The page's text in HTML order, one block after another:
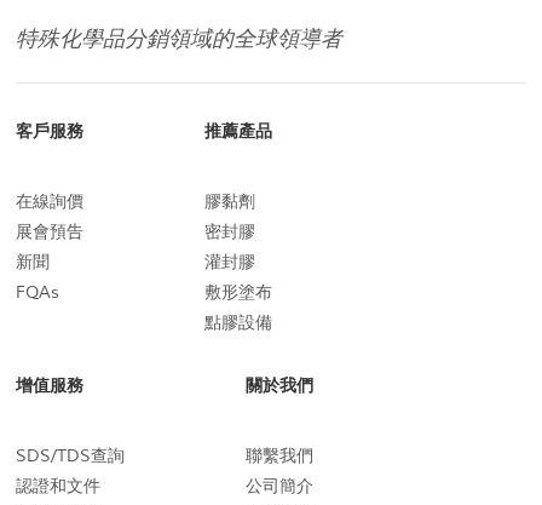
特殊化學品分銷領域的全球領導者
客戶服務
在線詢價
展會預告
新聞
FQAs
推薦產品
膠黏劑
密封膠
灌封膠
敷形塗布
點膠設備
增值服務
SDS/TDS查詢
認證和文件
關於我們
聯繫我們
公司簡介